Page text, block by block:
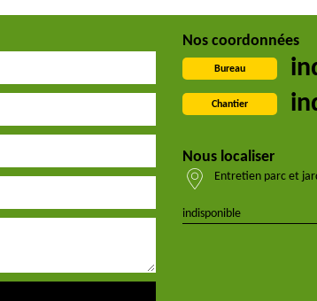
Nos coordonnées
Bureau
Chantier
Nous localiser
Entretien parc et
indisponible